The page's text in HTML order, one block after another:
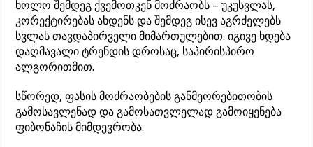
ხოლო შემდეგ ქვემოთკენ მოძრაობს – უკუსვლას,
კორექტირებას ახდენს და შემდეგ ისევ აგრძელებს
სვლას თავდაპირველი მიმართულებით. იგივე ხდება
დაღმავალი ტრენდის დროსაც, საპირისპირო
ალგორითმით.
სწორედ, ფასის მოძრაობების განმეორებითობის
გამოსავლენად და გამოსათვლელად გამოიყენება
ფიბონაჩის მიმდევრობა.